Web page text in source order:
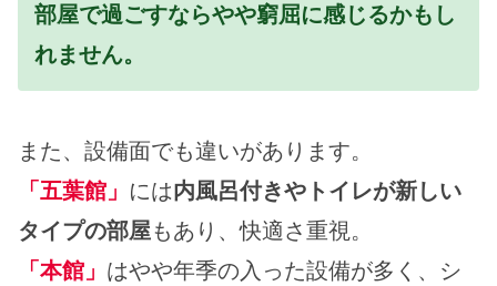
部屋で過ごすならやや窮屈に感じるかもし
れません。
また、設備面でも違いがあります。
「五葉館」 には内風呂付きやトイレが新しい
タイプの部屋もあり、快適さ重視。
「本館」 はやや年季の入った設備が多く、シ